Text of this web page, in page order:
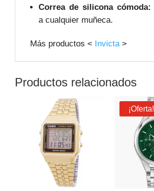
Correa de silicona cómoda:
a cualquier muñeca.
Más productos < Invicta>
Productos relacionados
¡Oferta!